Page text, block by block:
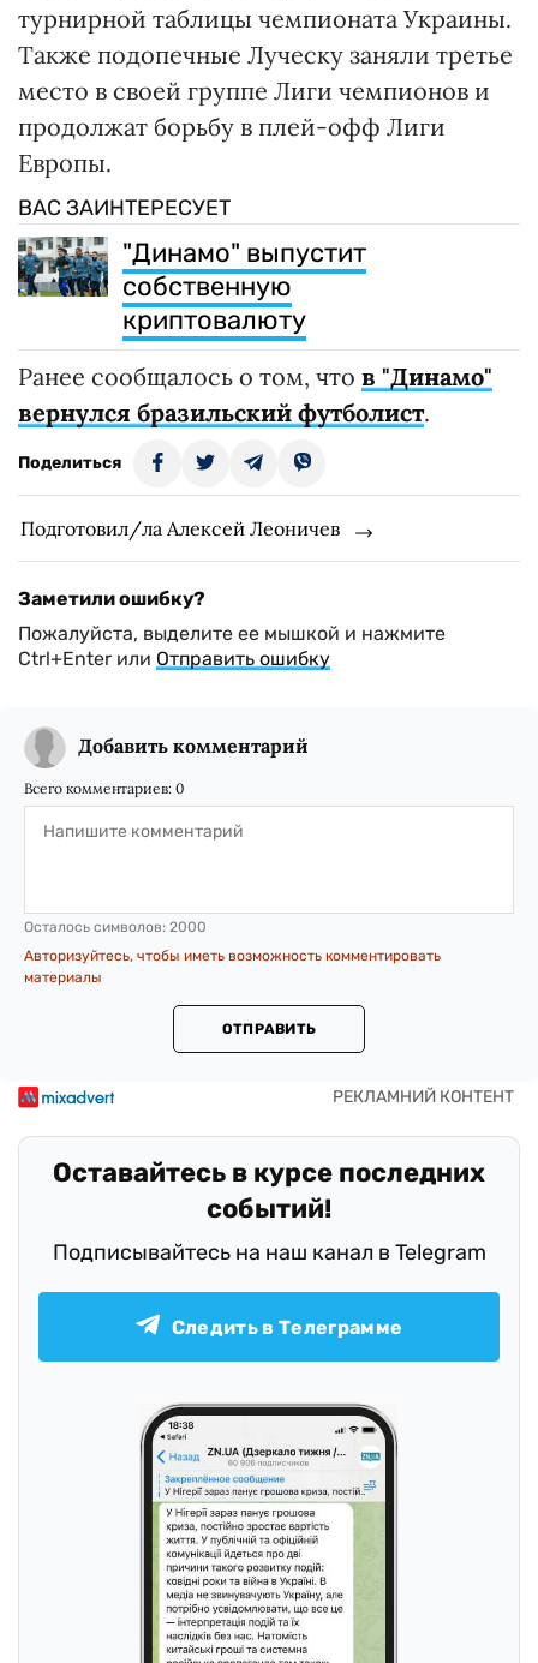
турнирной таблицы чемпионата Украины.
Также подопечные Луческу заняли третье
место в своей группе Лиги чемпионов и
продолжат борьбу в плей-офф Лиги
Европы.
ВАС ЗАИНТЕРЕСУЕТ
"Динамо" выпустит
собственную
криптовалюту
Ранее сообщалось о том, что в "Динамо"
вернулся бразильский футболист.
Поделиться
Подготовил/ла Алексей Леоничев
Заметили ошибку?
Пожалуйста, выделите ее мышкой и нажмите
Ctrl+Enter или Отправить ошибку
Добавить комментарий
Всего комментариев: 0
Осталось символов: 2000
Авторизуйтесь, чтобы иметь возможность комментировать
материалы
ОТПРАВИТЬ
Оставайтесь в курсе последних
событий!
Подписывайтесь на наш канал в Telegram
Следить в Телеграмме